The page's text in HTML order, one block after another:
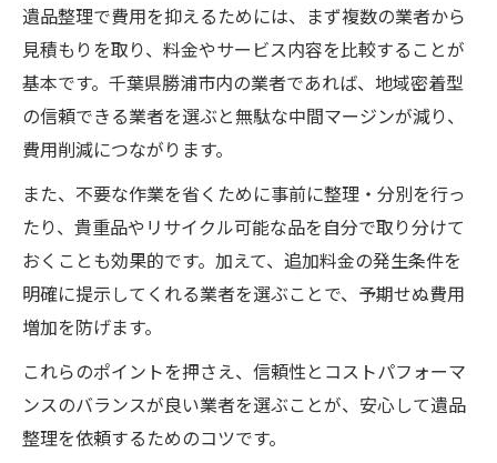
遺品整理で費用を抑えるためには、まず複数の業者から
見積もりを取り、料金やサービス内容を比較することが
基本です。千葉県勝浦市内の業者であれば、地域密着型
の信頼できる業者を選ぶと無駄な中間マージンが減り、
費用削減につながります。
また、不要な作業を省くために事前に整理・分別を行っ
たり、貴重品やリサイクル可能な品を自分で取り分けて
おくことも効果的です。加えて、追加料金の発生条件を
明確に提示してくれる業者を選ぶことで、予期せぬ費用
増加を防げます。
これらのポイントを押さえ、信頼性とコストパフォーマ
ンスのバランスが良い業者を選ぶことが、安心して遺品
整理を依頼するためのコツです。